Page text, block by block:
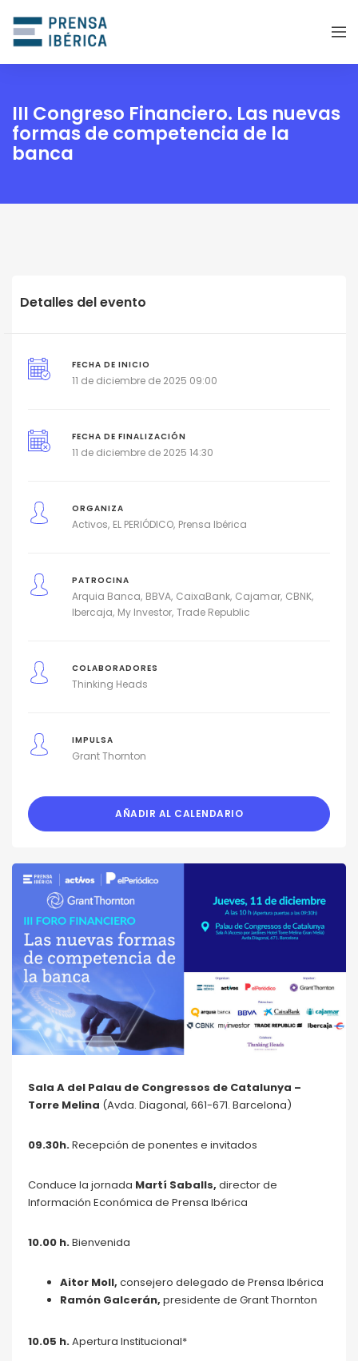
III Congreso Financiero. Las nuevas
formas de competencia de la
banca
Detalles del evento
FECHA DE INICIO
11 de diciembre de 2025 09:00
FECHA DE FINALIZACIÓN
11 de diciembre de 2025 14:30
ORGANIZA
Activos EL PERIÓDICO Prensa Ibérica
PATROCINA
Arquia Banca BBVA CaixaBank Cajamar CBNK
Ibercaja My Investor Trade Republic
COLABORADORES
Thinking Heads
IMPULSA
Grant Thornton
AÑADIR AL CALENDARIO
Sala A del Palau de Congressos de Catalunya –
Torre Melina (Avda. Diagonal, 661-671. Barcelona)
09.30h.Recepción de ponentes e invitados
Conduce la jornada Martí Saballs, director de
Información Económica de Prensa Ibérica
10.00 h.Bienvenida
Aitor Moll, consejero delegado de Prensa Ibérica
Ramón Galcerán, presidente de Grant Thornton
10.05 h.Apertura Institucional*